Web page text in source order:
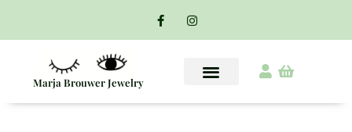
Marja Brouwer Jewelry